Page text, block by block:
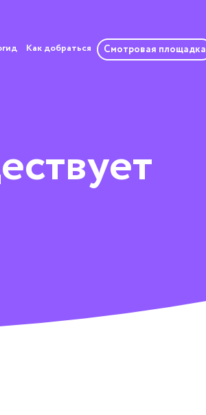
Как добраться Смотровая площадка